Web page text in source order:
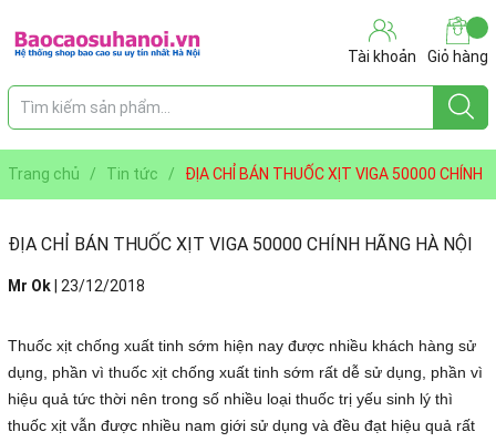
Tài khoản Giỏ hàng
Trang chủ / Tin tức /
ĐỊA CHỈ BÁN THUỐC XỊT VIGA 50000 CHÍNH
HÃNG HÀ NỘI
ĐỊA CHỈ BÁN THUỐC XỊT VIGA 50000 CHÍNH HÃNG HÀ NỘI
Mr Ok 23/12/2018
Thuốc xịt chống xuất tinh sớm hiện nay được nhiều khách hàng sử
dụng, phần vì thuốc xịt chống xuất tinh sớm rất dễ sử dụng, phần vì
hiệu quả tức thời nên trong số nhiều loại thuốc trị yếu sinh lý thì
thuốc xịt vẫn được nhiều nam giới sử dụng và đều đạt hiệu quả rất